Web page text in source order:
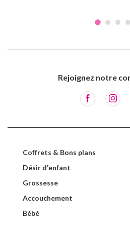
Rejoignez notre
Coffrets & Bons plans
Désir d'enfant
Grossesse
Accouchement
Bébé